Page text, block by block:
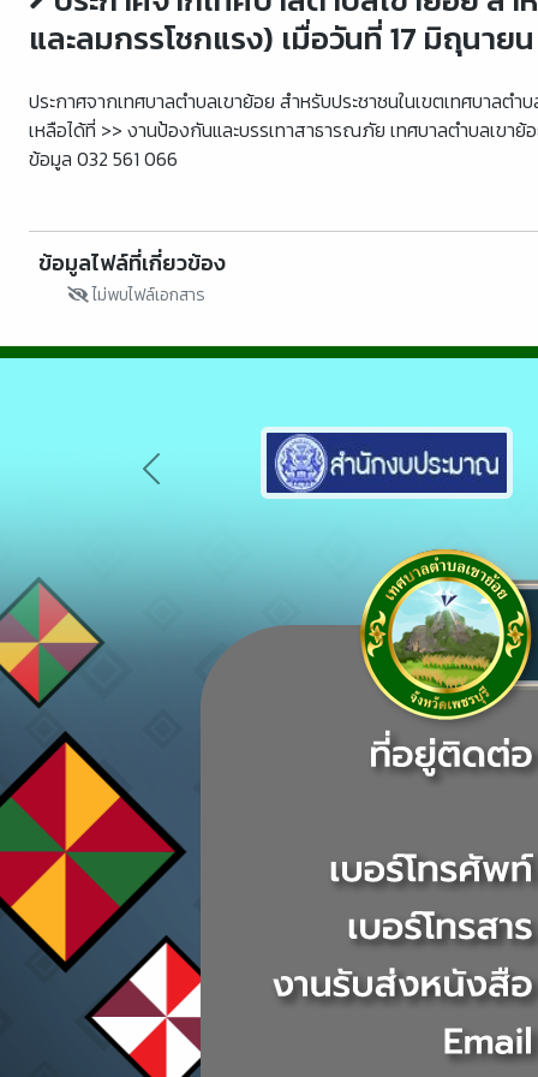
และลมกรรโชกแรง) เมื่อวันที่ 17 มิถุนาย
ประกาศจากเทศบาลตำบลเขาย้อย สำหรับประชาชนในเขตเทศบาล
เหลือได้ที่ >> งานป้องกันและบรรเทาสาธารณภัย เทศบาลตำบลเขาย้
ข้อมูล 032 561 066
ข้อมูลไฟล์ที่เกี่ยวข้อง
ไม่พบไฟล์เอกสาร
Previous